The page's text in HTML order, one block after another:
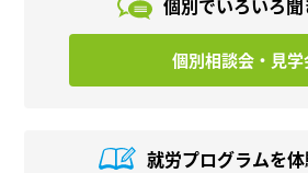
個別でいろいろ
個別相談会・見学
就労プログラムを